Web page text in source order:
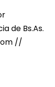
de Bs.As.
//